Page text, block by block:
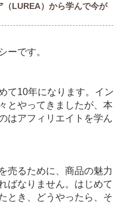
（LUREA）から学んで今が
ーです。
て10年になります。イン
とやってきましたが、本
はアフィリエイトを学ん
売るために、商品の魅力
ばなりません。はじめて
とき、どうやったら、そ